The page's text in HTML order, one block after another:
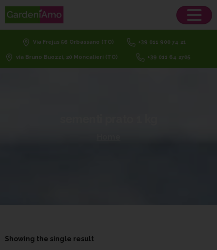
Via Frejus 56 Orbassano (TO) +39 011 900 74 21
via Bruno Buozzi, 20 Moncalieri (TO) +39 011 64 2705
Showing the single result